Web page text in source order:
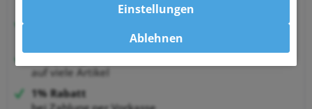
auf viele Artikel
1% Rabatt
Ablehnen
Einstellungen